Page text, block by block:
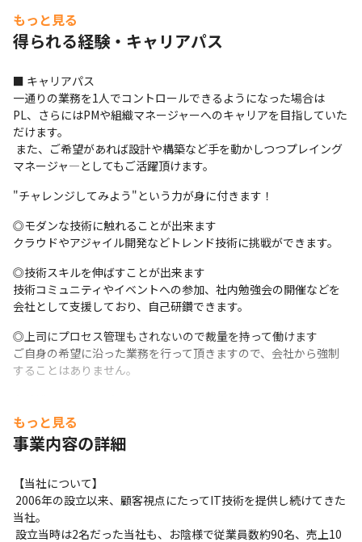
もっと見る
得られる経験・キャリアパス
■ キャリアパス
一通りの業務を1人でコントロールできるようになった場合は
PL、さらにはPMや組織マネージャーへのキャリアを目指していた
だけます。
マネージャ―としてもご活躍頂けます。
"チャレンジしてみよう"という力が身に付きます！
◎モダンな技術に触れることが出来ます
クラウドやアジャイル開発などトレンド技術に挑戦ができます。
◎技術スキルを伸ばすことが出来ます
技術コミュニティやイベントへの参加、社内勉強会の開催などを
会社として支援しており、自己研鑽できます。
◎上司にプロセス管理もされないので裁量を持って働けます
ご自身の希望に沿った業務を行って頂きますので、会社から強制
することはありません。
なんと平均残業時間は10.1h。自己学習や趣味の時間も取れます。
◎年収UP、短期昇格が望めます
ます。
もっと見る
事業内容の詳細
【当社について】
当社。